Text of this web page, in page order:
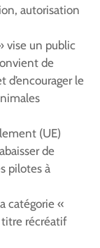
autorisation
vise un public
de
d’encourager le
(UE)
de
pilotes à
catégorie «
récréatif